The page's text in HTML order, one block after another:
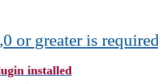
or greater is required
installed